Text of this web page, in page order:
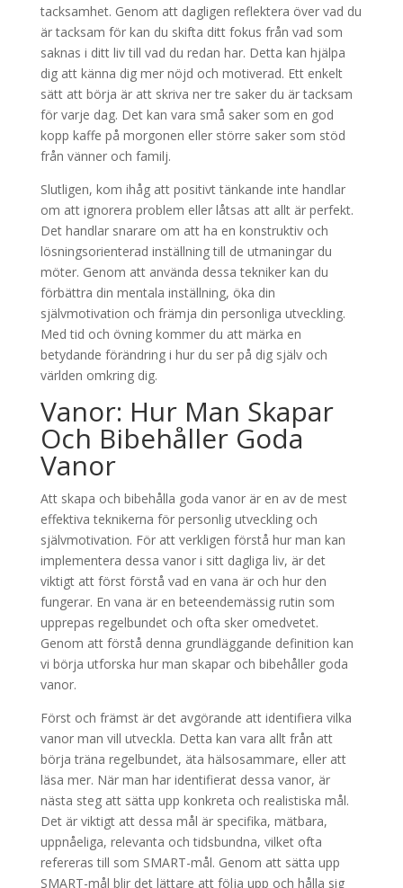
tacksamhet. Genom att dagligen reflektera över vad du
är tacksam för kan du skifta ditt fokus från vad som
saknas i ditt liv till vad du redan har. Detta kan hjälpa
dig att känna dig mer nöjd och motiverad. Ett enkelt
sätt att börja är att skriva ner tre saker du är tacksam
för varje dag. Det kan vara små saker som en god
kopp kaffe på morgonen eller större saker som stöd
från vänner och familj.
Slutligen, kom ihåg att positivt tänkande inte handlar
om att ignorera problem eller låtsas att allt är perfekt.
Det handlar snarare om att ha en konstruktiv och
lösningsorienterad inställning till de utmaningar du
möter. Genom att använda dessa tekniker kan du
förbättra din mentala inställning, öka din
självmotivation och främja din personliga utveckling.
Med tid och övning kommer du att märka en
betydande förändring i hur du ser på dig själv och
världen omkring dig.
Vanor: Hur Man Skapar
Och Bibehåller Goda
Vanor
Att skapa och bibehålla goda vanor är en av de mest
effektiva teknikerna för personlig utveckling och
självmotivation. För att verkligen förstå hur man kan
implementera dessa vanor i sitt dagliga liv, är det
viktigt att först förstå vad en vana är och hur den
fungerar. En vana är en beteendemässig rutin som
upprepas regelbundet och ofta sker omedvetet.
Genom att förstå denna grundläggande definition kan
vi börja utforska hur man skapar och bibehåller goda
vanor.
Först och främst är det avgörande att identifiera vilka
vanor man vill utveckla. Detta kan vara allt från att
börja träna regelbundet, äta hälsosammare, eller att
läsa mer. När man har identifierat dessa vanor, är
nästa steg att sätta upp konkreta och realistiska mål.
Det är viktigt att dessa mål är specifika, mätbara,
uppnåeliga, relevanta och tidsbundna, vilket ofta
refereras till som SMART-mål. Genom att sätta upp
SMART-mål blir det lättare att följa upp och hålla sig